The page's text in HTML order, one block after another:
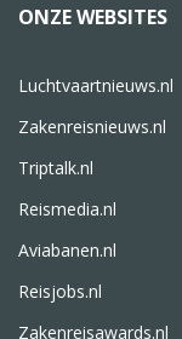
ONZE WEBSITES
Luchtvaartnieuws.nl
Zakenreisnieuws.nl
Triptalk.nl
Reismedia.nl
Aviabanen.nl
Reisjobs.nl
Zakenreisawards.nl